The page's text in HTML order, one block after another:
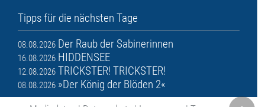
Tipps für die nächsten Tage
08.08.2026 Der Raub der Sabinerinnen
16.08.2026 HIDDENSEE
12.08.2026 TRICKSTER! TRICKSTER!
08.08.2026 »Der König der Blöden 2«